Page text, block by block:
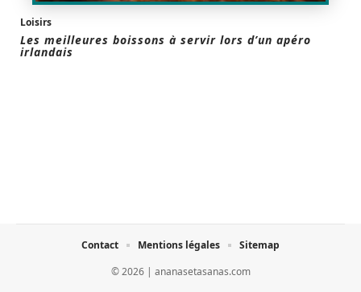
Loisirs
Les meilleures boissons à servir lors d’un apéro
irlandais
© 2026 | ananasetasanas.com
Contact Mentions légales Sitemap